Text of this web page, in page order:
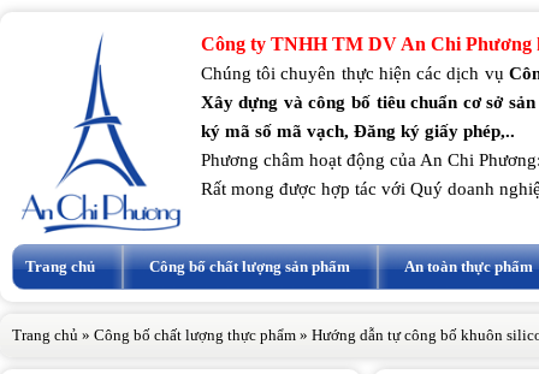
Công ty TNHH TM DV An Chi Phương
Chúng tôi chuyên thực hiện các dịch vụ
Xây dựng và công bố tiêu chuẩn cơ sở
ký mã số mã vạch, Đăng ký giấy phép,..
Phương châm hoạt động của An Chi
Rất mong được hợp tác với Quý doanh
Trang chủ Công bố chất lượng sản phẩm An toàn thực phẩm
Trang chủ » Công bố chất lượng thực phẩm » Hướng dẫn tự công bố khuôn